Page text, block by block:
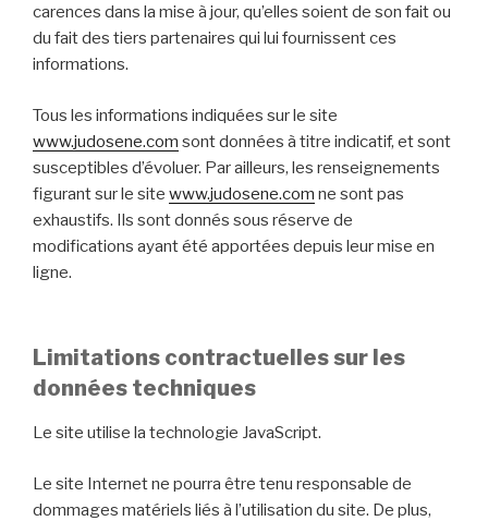
carences dans la mise à jour, qu’elles soient de son fait ou
du fait des tiers partenaires qui lui fournissent ces
informations.
Tous les informations indiquées sur le site
www.judosene.com sont données à titre indicatif, et sont
susceptibles d’évoluer. Par ailleurs, les renseignements
figurant sur le site www.judosene.com ne sont pas
exhaustifs. Ils sont donnés sous réserve de
modifications ayant été apportées depuis leur mise en
ligne.
Limitations contractuelles sur les
données techniques
Le site utilise la technologie JavaScript.
Le site Internet ne pourra être tenu responsable de
dommages matériels liés à l’utilisation du site. De plus,